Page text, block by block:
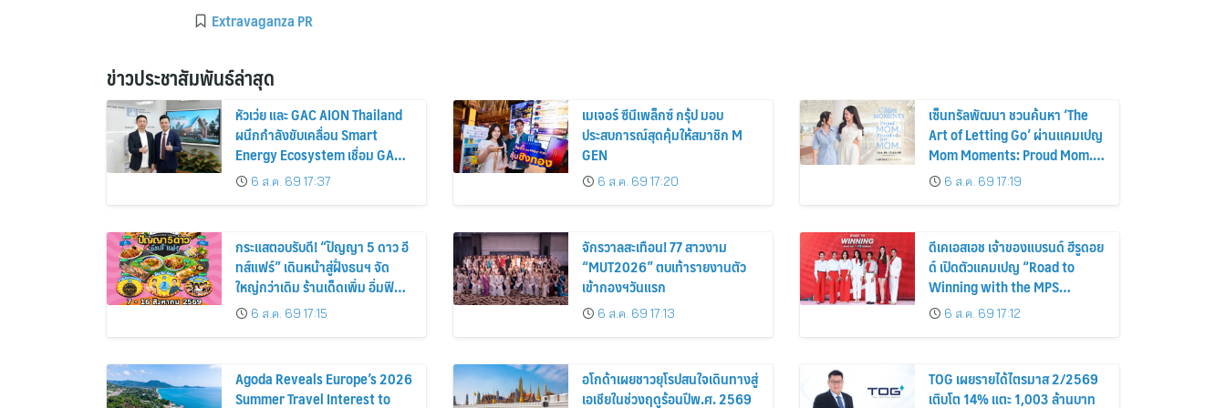
Extravaganza PR
ข่าวประชาสัมพันธ์ล่าสุด
หัวเว่ย และ GAC AION Thailand
ผนึกกำลังขับเคลื่อน Smart
Energy Ecosystem เชื่อม GAC
GN8 PHEV รถยนต์ MPV ระดับ
พรีเมียม เข้ากับพลังงานแสง
6 ส.ค. 69 17:37
เมเจอร์ ซีนีเพล็กซ์ กรุ้ป มอบ
ประสบการณ์สุดคุ้มให้สมาชิก M
GEN
6 ส.ค. 69 17:20
เซ็นทรัลพัฒนา ชวนค้นหา ‘The
Art of Letting Go’ ผ่านแคมเปญ
Mom Moments: Proud Mom.
Proud of My Mom.
6 ส.ค. 69 17:19
กระแสตอบรับดี! “ปัญญา 5 ดาว อี
ทส์แฟร์” เดินหน้าสู่ฝั่งธนฯ จัด
ใหญ่กว่าเดิม ร้านเด็ดเพิ่ม อิ่มฟิน
10 วันเต็ม!
6 ส.ค. 69 17:15
จักรวาลสะเทือน! 77 สาวงาม
“MUT2026” ตบเท้ารายงานตัว
เข้ากองฯวันแรก
6 ส.ค. 69 17:13
ดีเคเอสเอช เจ้าของแบรนด์ ฮีรูดอย
ด์ เปิดตัวแคมเปญ “Road to
Winning with the MPS
Science”
6 ส.ค. 69 17:12
Agoda Reveals Europe’s 2026
Summer Travel Interest to
อโกด้าเผยชาวยุโรปสนใจเดินทางสู่
เอเชียในช่วงฤดูร้อนปีพ.ศ. 2569
TOG เผยรายได้ไตรมาส 2/2569
เติบโต 14% แตะ 1,003 ล้านบาท